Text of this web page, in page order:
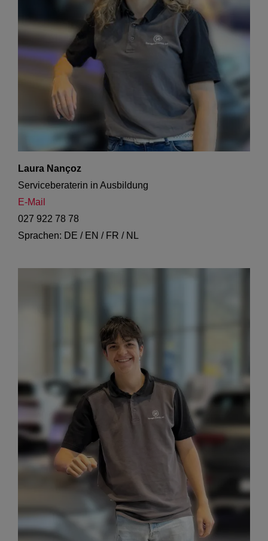
Laura Nançoz
Serviceberaterin in Ausbildung
E-Mail
027 922 78 78
Sprachen: DE / EN / FR / NL